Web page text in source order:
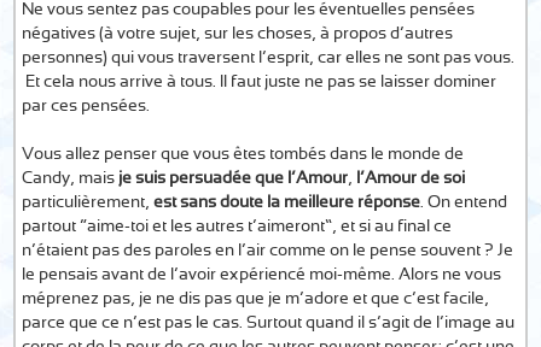
Ne vous sentez pas coupables pour les éventuelles pensées
négatives (à votre sujet, sur les choses, à propos d’autres
personnes) qui vous traversent l’esprit, car elles ne sont pas vous.
Et cela nous arrive à tous. Il faut juste ne pas se laisser dominer
par ces pensées.
Vous allez penser que vous êtes tombés dans le monde de
Candy, mais je suis persuadée que l’Amour, l’Amour de soi
particulièrement,est sans doute la meilleure réponse. On entend
partout “aime-toi et les autres t’aimeront”, et si au final ce
n’étaient pas des paroles en l’air comme on le pense souvent ? Je
le pensais avant de l’avoir expériencé moi-même. Alors ne vous
méprenez pas, je ne dis pas que je m’adore et que c’est facile,
parce que ce n’est pas le cas. Surtout quand il s’agit de l’image au